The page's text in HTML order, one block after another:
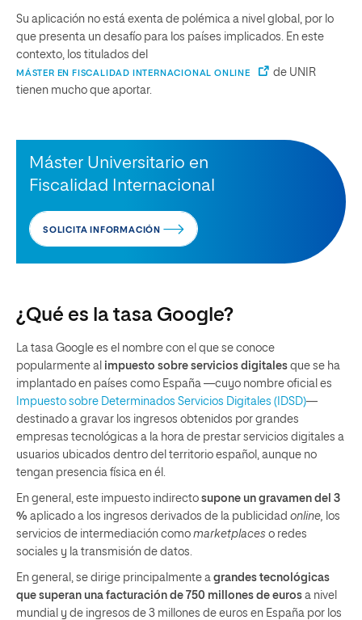
Su aplicación no está exenta de polémica a nivel global, por lo
que presenta un desafío para los países implicados. En este
contexto, los titulados del
MÁSTER EN FISCALIDAD INTERNACIONAL ONLINE
de UNIR
tienen mucho que aportar.
Máster Universitario en
Fiscalidad Internacional
SOLICITA INFORMACIÓN
¿Qué es la tasa Google?
La tasa Google es el nombre con el que se conoce
popularmente al impuesto sobre servicios digitales que se ha
implantado en países como España —cuyo nombre oficial es
Impuesto sobre Determinados Servicios Digitales (IDSD)—
destinado a gravar los ingresos obtenidos por grandes
empresas tecnológicas a la hora de prestar servicios digitales a
usuarios ubicados dentro del territorio español, aunque no
tengan presencia física en él.
En general, este impuesto indirecto supone un gravamen del 3
% aplicado a los ingresos derivados de la publicidad online,
los
servicios de intermediación como marketplaces o redes
sociales y la transmisión de datos.
En general, se dirige principalmente a grandes tecnológicas
que superan una facturación de 750 millones de euros a nivel
mundial y de ingresos de 3 millones de euros en España por los